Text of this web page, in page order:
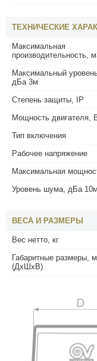
ТЕХНИЧЕСКИЕ
Максимальная
производительность,
Максимальный
дБа 3м
Степень защиты, IP
Мощность двигателя,
Тип включения
Рабочее напряжение
Максимальная
Уровень шума, дБа 10м
ВЕСА И РАЗМЕРЫ
Вес нетто, кг
Габаритные размеры,
(ДхШхВ)